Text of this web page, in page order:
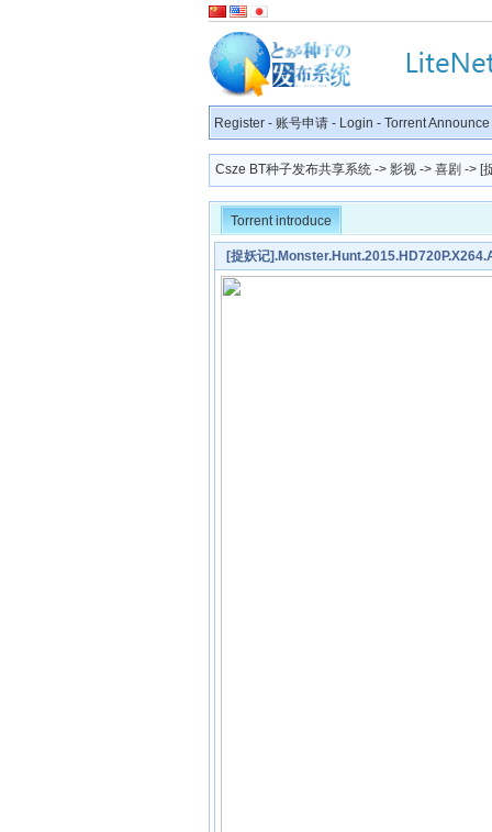
Register - 账号申请 - Login - Torrent Announce
Csze BT种子发布共享系统 -> 影视 -> 喜剧 -> [
Torrent introduce
[捉妖记